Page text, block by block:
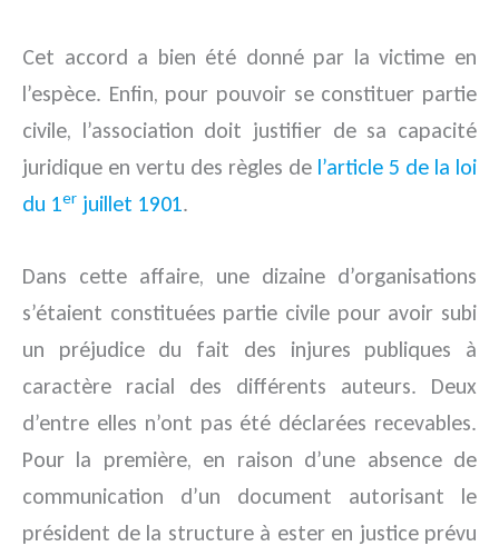
Cet accord a bien été donné par la victime en
l’espèce. Enfin, pour pouvoir se constituer partie
civile, l’association doit justifier de sa capacité
juridique en vertu des règles de l’article 5 de la loi
du 1er juillet 1901.
Dans cette affaire, une dizaine d’organisations
s’étaient constituées partie civile pour avoir subi
un préjudice du fait des injures publiques à
caractère racial des différents auteurs. Deux
d’entre elles n’ont pas été déclarées recevables.
Pour la première, en raison d’une absence de
communication d’un document autorisant le
président de la structure à ester en justice prévu